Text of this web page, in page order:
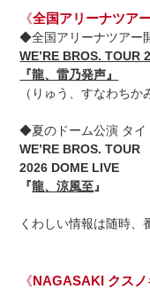
《全国アリーナツア
◆全国アリーナツアー
WE’RE BROS. TOUR
『龍、雷乃発声』
（りゅう、すなわちか
◆夏のドーム公演 タイ
WE’RE BROS. TOUR
2026 DOME LIVE
『龍、涼風至』
くわしい情報は随時、
《NAGASAKI クス